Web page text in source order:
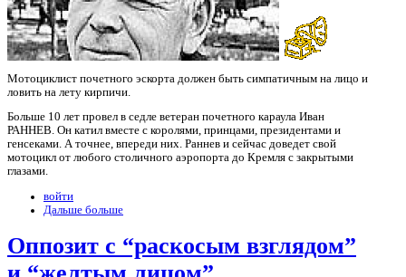
Мотоциклист почетного эскорта должен быть симпатичным на лицо и
ловить на лету кирпичи.
Больше 10 лет провел в седле ветеран почетного караула Иван
РАННЕВ. Он катил вместе с королями, принцами, президентами и
генсеками. А точнее, впереди них. Раннев и сейчас доведет свой
мотоцикл от любого столичного аэропорта до Кремля с закрытыми
глазами.
войти
Дальше больше
Оппозит с “раскосым взглядом”